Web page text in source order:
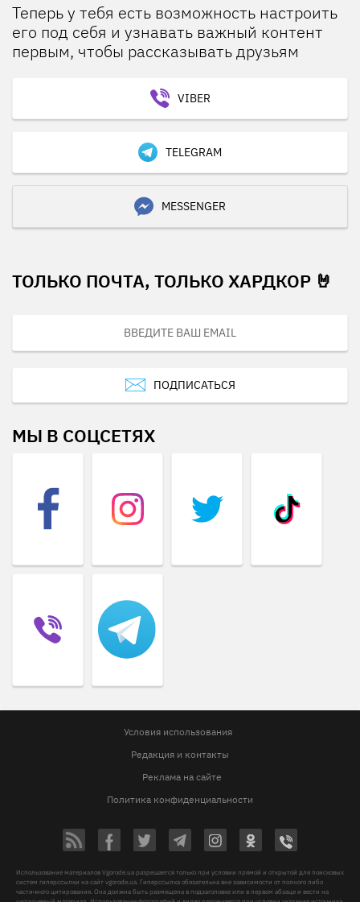
Теперь у тебя есть возможность настроить
его под себя и узнавать важный контент
первым, чтобы рассказывать друзьям
VIBER
TELEGRAM
MESSENGER
ТОЛЬКО ПОЧТА, ТОЛЬКО ХАРДКОР 🤘
ПОДПИСАТЬСЯ
МЫ В СОЦСЕТЯХ
Условия использования
Редакция и контакты
Реклама на сайте
Политика конфиденциальности
Использование материалов Vgorode.ua разрешается только при условии прямой и открытой для поисковых
систем гиперссылки на сайт vgorode.ua. Гиперссылка обязательна вне зависимости от полного либо
частичного цитирования. Она должна быть размещена в подзаголовке или в первом абзаце и вести на